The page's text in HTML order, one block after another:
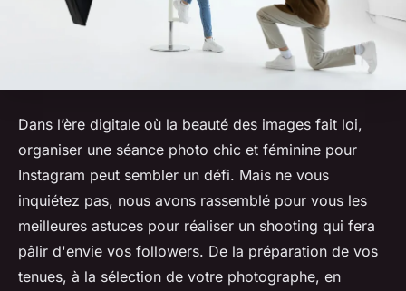
Dans l’ère digitale où la beauté des images fait loi,
organiser une séance photo chic et féminine pour
Instagram peut sembler un défi. Mais ne vous
inquiétez pas, nous avons rassemblé pour vous les
meilleures astuces pour réaliser un shooting qui fera
pâlir d'envie vos followers. De la préparation de vos
tenues, à la sélection de votre photographe, en